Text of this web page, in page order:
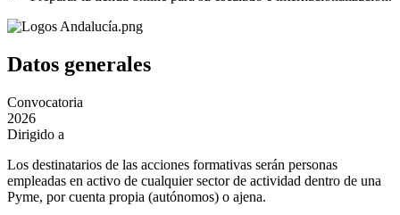
Datos generales
Convocatoria
2026
Dirigido a
Los destinatarios de las acciones formativas serán personas
empleadas en activo de cualquier sector de actividad dentro de una
Pyme, por cuenta propia (autónomos) o ajena.